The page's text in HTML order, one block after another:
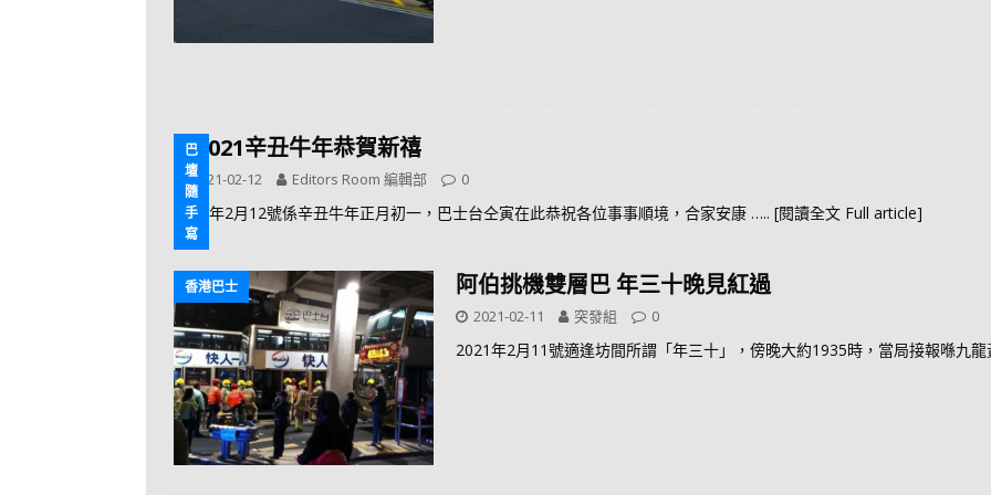
巴
壇
隨
手
寫
2021辛丑牛年恭賀新禧
2021-02-12 Editors Room 編輯部 0
2021年2月12號係辛丑牛年正月初一，巴士台仝寅在此恭祝各位事事順境，合家安康 ….. [閱讀全文 Full article]
香港巴士 阿伯挑機雙層巴 年三十晚見紅過
2021-02-11 突發組 0
2021年2月11號適逢坊間所謂「年三十」，傍晚大約1935時，當局接報喺九龍